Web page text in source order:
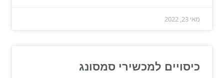
מאי 23, 2022
כיסויים למכשירי סמסונג